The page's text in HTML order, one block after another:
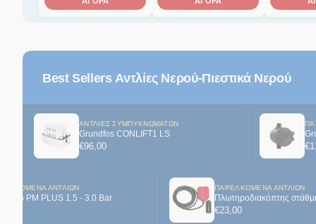
Best Sellers Αντλίες Νερού-Πιεστικά Νερού
ΑΝΤΛΊΕΣ ΣΥΜΠΥΚΝΩΜΆΤΩΝ
Grundfos CONLIFT1 LS
€96,00 €
ΑΝΤΛΙΏΝ
PM PLUS 1.5 - 3.0 Bar
ΠΑΡΕΛΚΌΜΕΝΑ ΑΝΤΛΙΏΝ
Πλωτηροδιακόπτης
€23,00